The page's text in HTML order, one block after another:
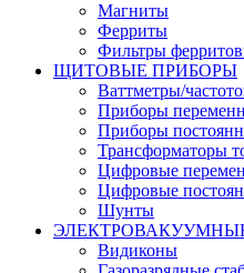
Магниты
Ферриты
Фильтры
ЩИТОВЫЕ ПРИБОРЫ
Ваттметры/
Приборы
Приборы
Трансформаторы
Цифровые
Цифровые
Шунты
Видиконы